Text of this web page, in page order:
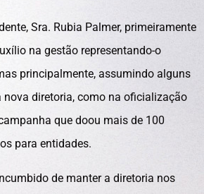
Sra. Rubia Palmer, primeiramente
na gestão representando-o
principalmente, assumindo alguns
nova diretoria, como na oficialização
que doou mais de 100
para entidades.
de manter a diretoria nos